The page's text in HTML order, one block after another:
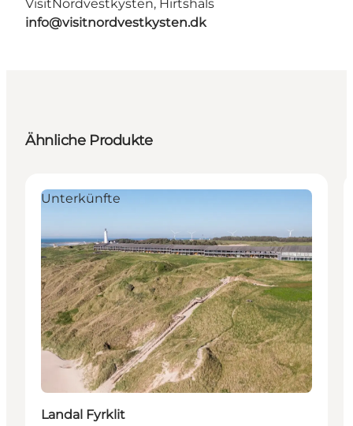
VisitNordvestkysten, Hirtshals
info@visitnordvestkysten.dk
Ähnliche Produkte
Unterkünfte
Landal Fyrklit